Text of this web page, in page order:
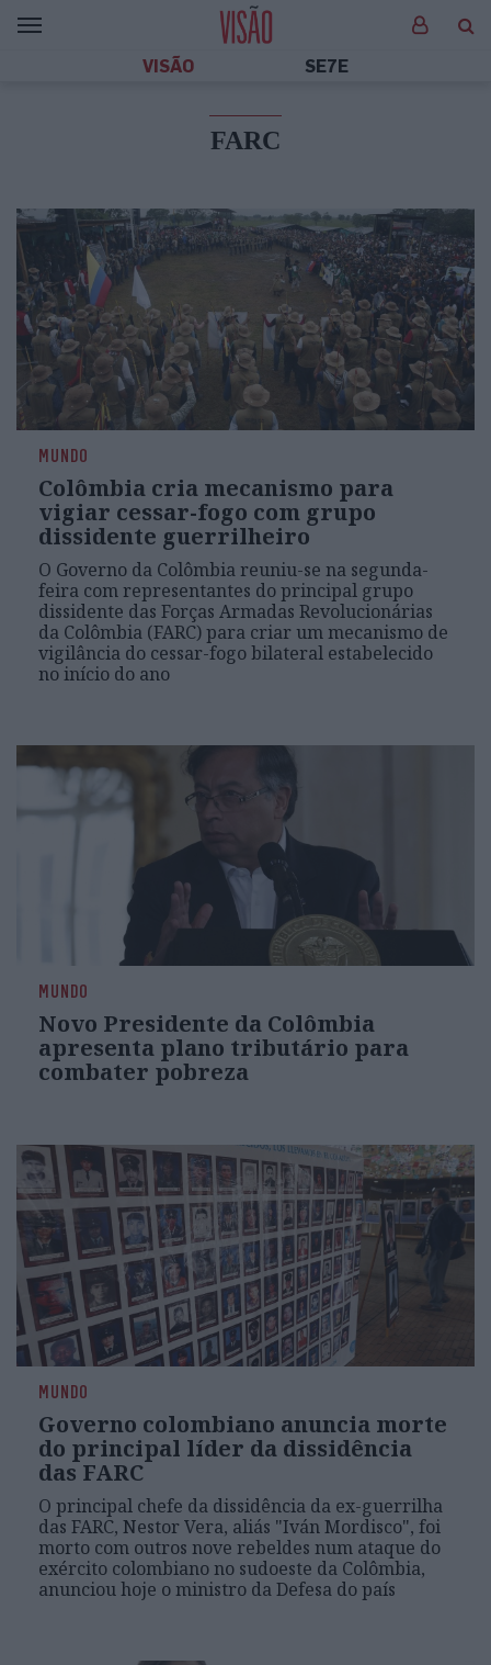
VISÃO SE7E
FARC
MUNDO
Colômbia cria mecanismo para
vigiar cessar-fogo com grupo
dissidente guerrilheiro
O Governo da Colômbia reuniu-se na segunda-
feira com representantes do principal grupo
dissidente das Forças Armadas Revolucionárias
da Colômbia (FARC) para criar um mecanismo de
vigilância do cessar-fogo bilateral estabelecido
no início do ano
MUNDO
Novo Presidente da Colômbia
apresenta plano tributário para
combater pobreza
MUNDO
Governo colombiano anuncia morte
do principal líder da dissidência
das FARC
O principal chefe da dissidência da ex-guerrilha
das FARC, Nestor Vera, aliás "Iván Mordisco", foi
morto com outros nove rebeldes num ataque do
exército colombiano no sudoeste da Colômbia,
anunciou hoje o ministro da Defesa do país